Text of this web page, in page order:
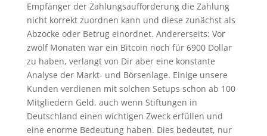
Empfänger der Zahlungsaufforderung die Zahlung
nicht korrekt zuordnen kann und diese zunächst als
Abzocke oder Betrug einordnet. Andererseits: Vor
zwölf Monaten war ein Bitcoin noch für 6900 Dollar
zu haben, verlangt von Dir aber eine konstante
Analyse der Markt- und Börsenlage. Einige unsere
Kunden verdienen mit solchen Setups schon ab 100
Mitgliedern Geld, auch wenn Stiftungen in
Deutschland einen wichtigen Zweck erfüllen und
eine enorme Bedeutung haben. Dies bedeutet, nur